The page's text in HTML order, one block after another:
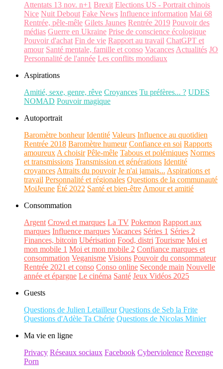
Attentats 13 nov. n+1 Brexit Elections US - Portrait chinois
Nice Nuit Debout Fake News Influence information Mai 68
Rentrée, pêle-mêle Gilets Jaunes Rentrée 2019 Pouvoir des
médias Guerre en Ukraine Prise de conscience écologique
Pouvoir d'achat Fin de vie Rapport au travail ChatGPT et
amour Santé mentale, famille et conso Vacances Actualités JO
Personnalité de l'année Les conflits mondiaux
Aspirations
Amitié, sexe, genre, rêve Croyances Tu préfères... ? UDES
NOMAD Pouvoir magique
Autoportrait
Baromètre bonheur Identité Valeurs Influence au quotidien
Rentrée 2018 Baromètre humeur Confiance en soi Rapports
amoureux A choisir Pêle-mêle Tabous et polémiques Normes
et transmissions Transmission et générations Identité
croyances Attraits du pouvoir Je n'ai jamais... Aspirations et
travail Personnalité et régionales Questions de la communauté
MoiJeune Été 2022 Santé et bien-être Amour et amitié
Consommation
Argent Crowd et marques La TV Pokemon Rapport aux
marques Influence marques Vacances Séries 1 Séries 2
Finances, bitcoin Ubérisation Food, distri Tourisme Moi et
mon mobile 1 Moi et mon mobile 2 Confiance marques et
consommation Veganisme Visions Pouvoir du consommateur
Rentrée 2021 et conso Conso online Seconde main Nouvelle
année et épargne Le cinéma Santé Jeux Vidéos 2025
Guests
Questions de Julien Letailleur Questions de Seb la Frite
Questions d'Adèle Ta Chérie Questions de Nicolas Minier
Ma vie en ligne
Privacy Réseaux sociaux Facebook Cyberviolence Revenge
Porn